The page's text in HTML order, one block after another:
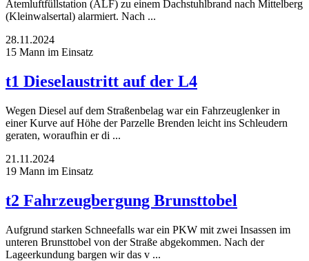
Atemluftfüllstation (ALF) zu einem Dachstuhlbrand nach Mittelberg
(Kleinwalsertal) alarmiert. Nach ...
28.11.2024
15 Mann im Einsatz
t1 Dieselaustritt auf der L4
Wegen Diesel auf dem Straßenbelag war ein Fahrzeuglenker in
einer Kurve auf Höhe der Parzelle Brenden leicht ins Schleudern
geraten, woraufhin er di ...
21.11.2024
19 Mann im Einsatz
t2 Fahrzeugbergung Brunsttobel
Aufgrund starken Schneefalls war ein PKW mit zwei Insassen im
unteren Brunsttobel von der Straße abgekommen. Nach der
Lageerkundung bargen wir das v ...